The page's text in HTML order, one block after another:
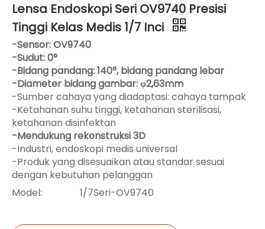
Lensa Endoskopi Seri OV9740 Presisi
Tinggi Kelas Medis 1/7 Inci
-Sensor: OV9740
-Sudut: 0°
-Bidang pandang: 140°, bidang pandang lebar
-Diameter bidang gambar: φ2,63mm
-Sumber cahaya yang diadaptasi: cahaya tampak
-Ketahanan suhu tinggi, ketahanan sterilisasi,
ketahanan disinfektan
-Mendukung rekonstruksi 3D
-Industri, endoskopi medis universal
-Produk yang disesuaikan atau standar sesuai
dengan kebutuhan pelanggan
Model:
1/7Seri-OV9740